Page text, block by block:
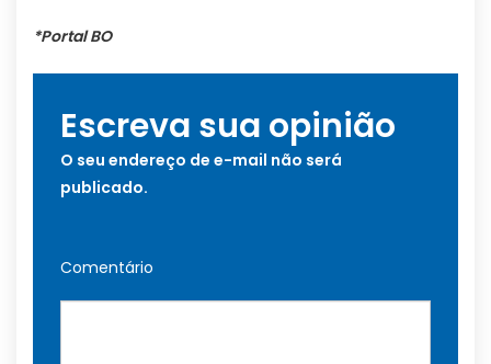
*Portal BO
Escreva sua opinião
O seu endereço de e-mail não será
publicado.
Comentário